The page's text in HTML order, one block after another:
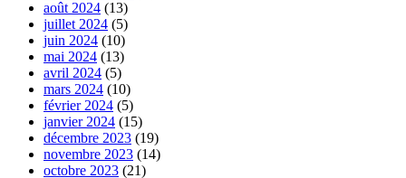
août 2024 (13)
juillet 2024 (5)
juin 2024 (10)
mai 2024 (13)
avril 2024 (5)
mars 2024 (10)
février 2024 (5)
janvier 2024 (15)
décembre 2023 (19)
novembre 2023 (14)
octobre 2023 (21)